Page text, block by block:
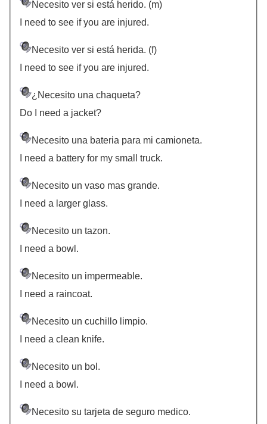
Necesito ver si está herido. (m)
I need to see if you are injured.
Necesito ver si está herida. (f)
I need to see if you are injured.
¿Necesito una chaqueta?
Do I need a jacket?
Necesito una bateria para mi camioneta.
I need a battery for my small truck.
Necesito un vaso mas grande.
I need a larger glass.
Necesito un tazon.
I need a bowl.
Necesito un impermeable.
I need a raincoat.
Necesito un cuchillo limpio.
I need a clean knife.
Necesito un bol.
I need a bowl.
Necesito su tarjeta de seguro medico.